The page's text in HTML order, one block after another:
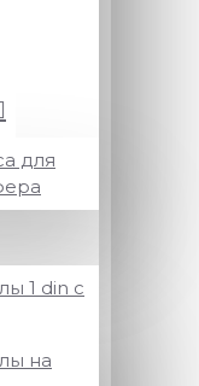
для
1 din с
на